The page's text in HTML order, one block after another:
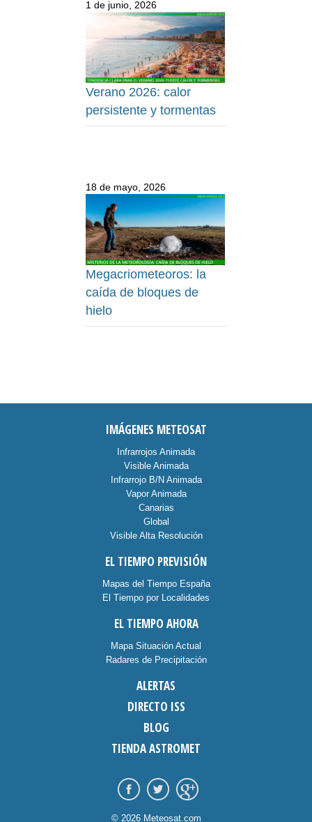
1 de junio, 2026
Verano 2026: calor
persistente y tormentas
18 de mayo, 2026
Megacriometeoros: la
caída de bloques de
hielo
IMÁGENES METEOSAT
Infrarrojos Animada
Visible Animada
Infrarrojo B/N Animada
Vapor Animada
Canarias
Global
Visible Alta Resolución
EL TIEMPO PREVISIÓN
Mapas del Tiempo España
El Tiempo por Localidades
EL TIEMPO AHORA
Mapa Situación Actual
Radares de Precipitación
ALERTAS
DIRECTO ISS
BLOG
TIENDA ASTROMET
© 2026 Meteosat.com